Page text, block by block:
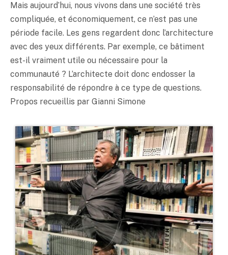
Mais aujourd’hui, nous vivons dans une société très
compliquée, et économiquement, ce n’est pas une
période facile. Les gens regardent donc l’architecture
avec des yeux différents. Par exemple, ce bâtiment
est-il vraiment utile ou nécessaire pour la
communauté ? L’architecte doit donc endosser la
responsabilité de répondre à ce type de questions.
Propos recueillis par Gianni Simone